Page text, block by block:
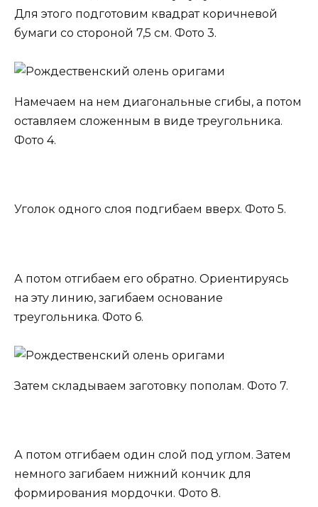
Для этого подготовим квадрат коричневой
бумаги со стороной 7,5 см. Фото 3.
Намечаем на нем диагональные сгибы, а потом
оставляем сложенным в виде треугольника.
Фото 4.
Уголок одного слоя подгибаем вверх. Фото 5.
А потом отгибаем его обратно. Ориентируясь
на эту линию, загибаем основание
треугольника. Фото 6.
Затем складываем заготовку пополам. Фото 7.
А потом отгибаем один слой под углом. Затем
немного загибаем нижний кончик для
формирования мордочки. Фото 8.